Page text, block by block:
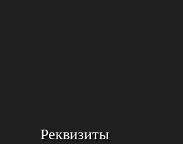
Реквизиты